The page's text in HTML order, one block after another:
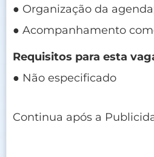
● Organização da
● Acompanhamento
Requisitos para esta
● Não especificado
Continua após a